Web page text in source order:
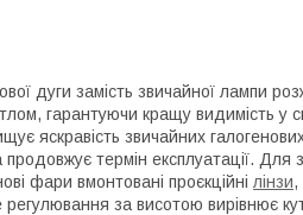
дуги замість звичайної лампи
гарантуючи кращу видимість у
яскравість звичайних
термін експлуатації. Для
фари вмонтовані проєкційні лінзи,
регулювання за висотою вирівнює